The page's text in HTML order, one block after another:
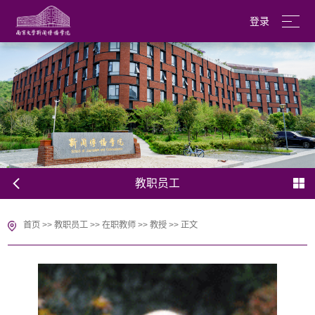
登录
English
教职员工
首页 >>教职员工 >>在职教师 >>教授 >> 正文